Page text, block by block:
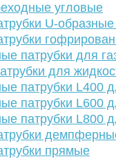
угловые
U-
патрубки для
для
патрубки L400
патрубки L600
патрубки L800
прямые